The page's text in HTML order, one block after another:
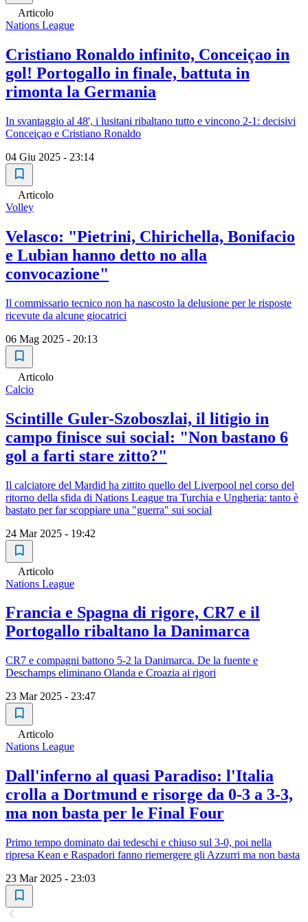
Articolo
Nations League
Cristiano Ronaldo infinito, Conceiçao in
gol! Portogallo in finale, battuta in
rimonta la Germania
In svantaggio al 48', i lusitani ribaltano tutto e vincono 2-1: decisivi
Conceiçao e Cristiano Ronaldo
04 Giu 2025 - 23:14
Articolo
Volley
Velasco: "Pietrini, Chirichella, Bonifacio
e Lubian hanno detto no alla
convocazione"
Il commissario tecnico non ha nascosto la delusione per le risposte
ricevute da alcune giocatrici
06 Mag 2025 - 20:13
Articolo
Calcio
Scintille Guler-Szoboszlai, il litigio in
campo finisce sui social: "Non bastano 6
gol a farti stare zitto?"
Il calciatore del Mardid ha zittito quello del Liverpool nel corso del
ritorno della sfida di Nations League tra Turchia e Ungheria: tanto è
bastato per far scoppiare una "guerra" sui social
24 Mar 2025 - 19:42
Articolo
Nations League
Francia e Spagna di rigore, CR7 e il
Portogallo ribaltano la Danimarca
CR7 e compagni battono 5-2 la Danimarca. De la fuente e
Deschamps eliminano Olanda e Croazia ai rigori
23 Mar 2025 - 23:47
Articolo
Nations League
Dall'inferno al quasi Paradiso: l'Italia
crolla a Dortmund e risorge da 0-3 a 3-3,
ma non basta per le Final Four
Primo tempo dominato dai tedeschi e chiuso sul 3-0, poi nella
ripresa Kean e Raspadori fanno riemergere gli Azzurri ma non basta
23 Mar 2025 - 23:03